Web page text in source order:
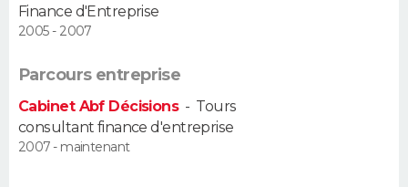
Finance d'Entreprise
2005 - 2007
Parcours entreprise
Cabinet Abf Décisions- Tours
consultant finance d'entreprise
2007 - maintenant